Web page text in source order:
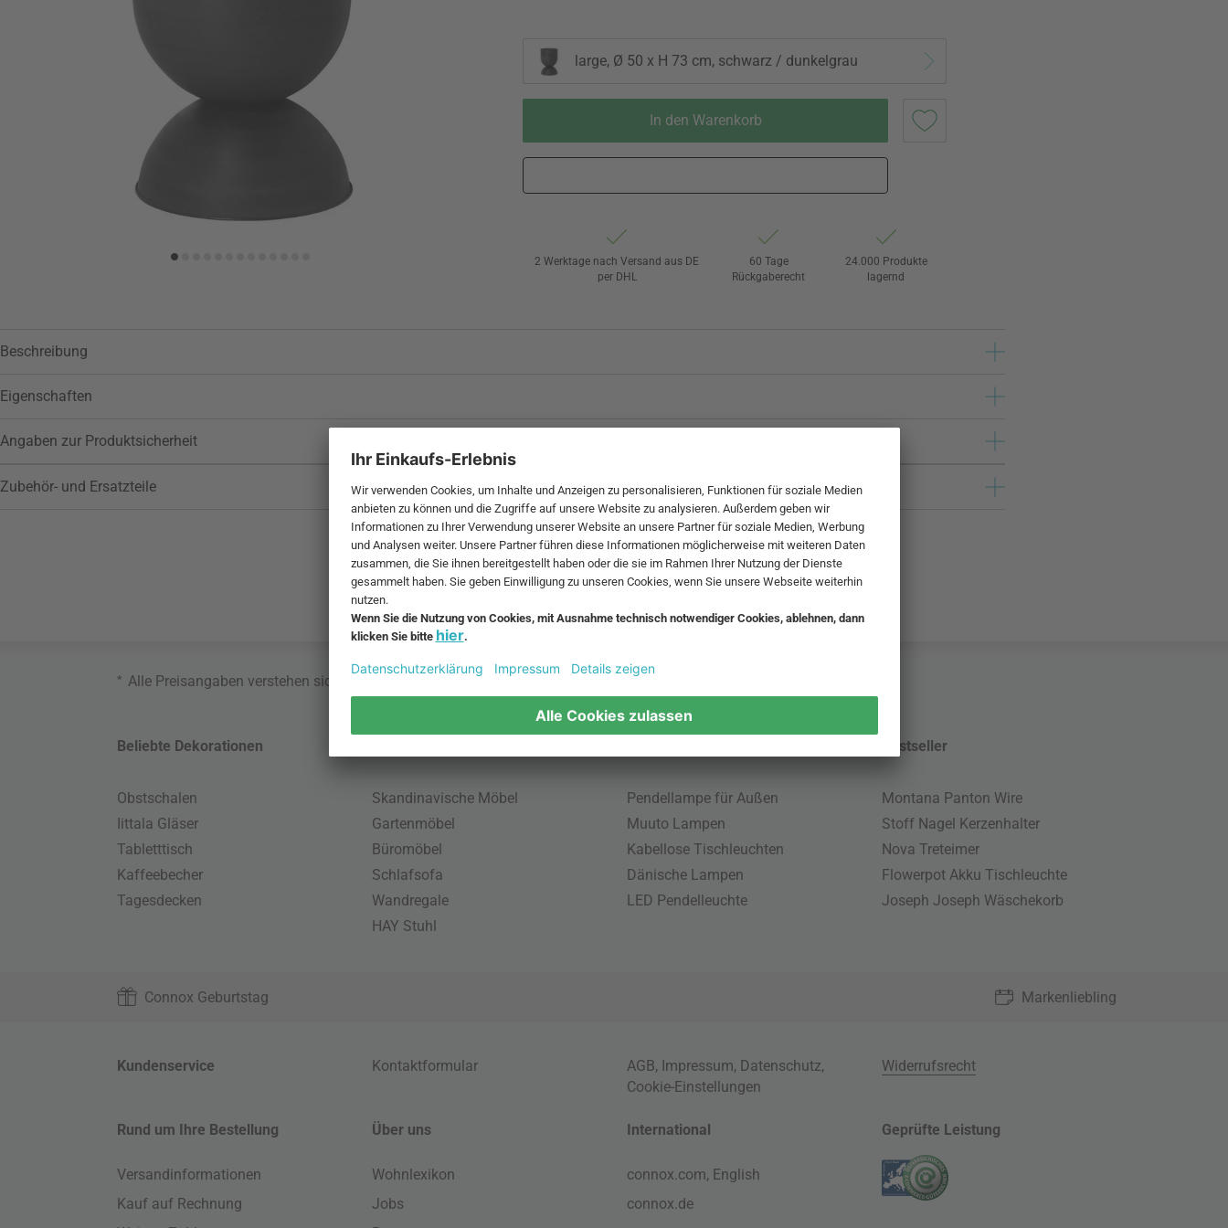
large, Ø 50 x H 73 cm, schwarz / dunkelgrau
In den Warenkorb
Wunschliste hinzufügen
2 Werktage nach Versand aus DE
per DHL
60 Tage
Rückgaberecht
24.000 Produkte
lagernd
Beschreibung
Eigenschaften
Angaben zur Produktsicherheit
Zubehör- und Ersatzteile
* Alle Preisangaben verstehen sich inklusive MwSt. und zzgl.Versandkosten
Beliebte Dekorationen
Obstschalen
Iittala Gläser
Tabletttisch
Kaffeebecher
Tagesdecken
Skandinavische Möbel
Gartenmöbel
Büromöbel
Schlafsofa
Wandregale
HAY Stuhl
Pendellampe für Außen
Muuto Lampen
Kabellose Tischleuchten
Dänische Lampen
LED Pendelleuchte
Bestseller
Montana Panton Wire
Stoff Nagel Kerzenhalter
Nova Treteimer
Flowerpot Akku Tischleuchte
Joseph Joseph Wäschekorb
Connox Geburtstag Markenliebling
Kundenservice Kontaktformular AGB, Impressum, Datenschutz,
Cookie-Einstellungen
Widerrufsrecht
Rund um Ihre Bestellung
Versandinformationen
Kauf auf Rechnung
Über uns
Wohnlexikon
Jobs
International
connox.com, English
connox.de
Geprüfte Leistung